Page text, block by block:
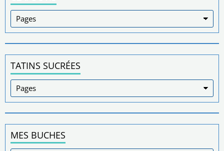
TATINS SUCRÉES
MES BUCHES